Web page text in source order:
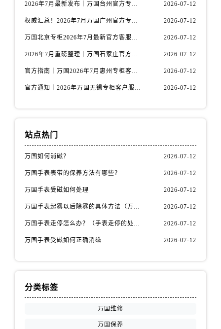
山东省德州市德城区东风中路万国售后服务中心（需提前预约）
山东省淄博市张店区金晶大道万国售后服务中心（需提前预约）
2026年7月最新发布｜万国台州官方专柜客户服务热线与专柜信息攻略 2026-07-12
权威汇总！2026年7月万国广州官方专柜客户服务电话及门店名录 2026-07-12
万国北京专柜2026年7月最新官方客服热线｜门店信息及服务攻略发布 2026-07-12
2026年7月重磅整理｜万国石家庄官方专柜服务电话&客户服务中心公告 2026-07-12
官方指南｜万国2026年7月惠州专柜客户服务热线与门店信息全攻略 2026-07-12
官方通知｜2026年万国无锡专柜客户服务热线全新升级（附7月最新专柜信息汇总） 2026-07-12
站点热门
万国如何消磁？ 2026-07-12
万国手表表带的保养方法有哪些？ 2026-07-12
万国手表受磁如何处理 2026-07-12
万国手表起雾以后除雾的具体方法（万国手表起雾解决办法） 2026-07-12
万国手表走停怎么办？（手表走停的处理方法） 2026-07-12
万国手表受磁如何正确消磁 2026-07-12
分类标签
万国维修
万国保养